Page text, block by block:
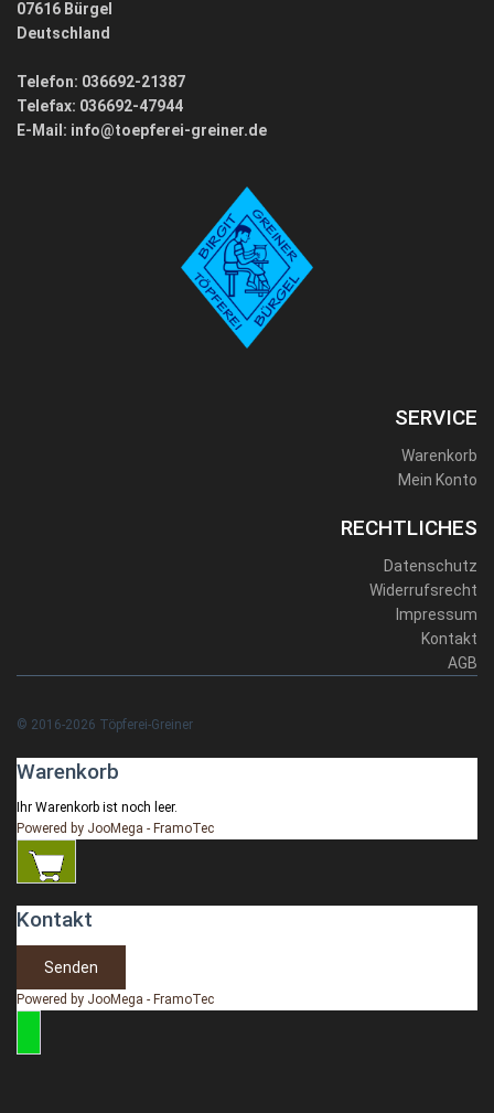
07616 Bürgel
Deutschland
Telefon: 036692-21387
Telefax: 036692-47944
E-Mail: info@toepferei-greiner.de
SERVICE
Warenkorb
Mein Konto
RECHTLICHES
Datenschutz
Widerrufsrecht
Impressum
Kontakt
AGB
© 2016-2026 Töpferei-Greiner
Warenkorb
Ihr Warenkorb ist noch leer.
Powered by JooMega - FramoTec
Kontakt
Senden
Powered by JooMega - FramoTec